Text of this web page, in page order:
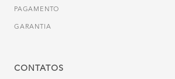
PAGAMENTO
GARANTIA
CONTATOS